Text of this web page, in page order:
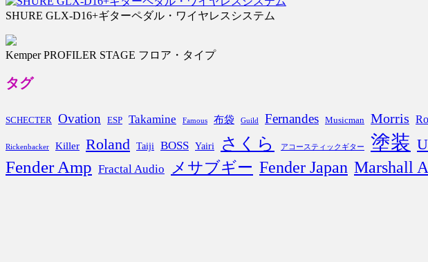
SHURE GLX-D16+ギターペダル・ワイヤレスシステム
Kemper PROFILER STAGE フロア・タイプ
タグ
SCHECTER Ovation ESP Takamine Famous 布袋 Guild Fernandes Musicman Morris
Rickenbacker Killer Roland Taiji BOSS Yairi さくら アコースティックギター 塗装
Fender Amp Fractal Audio メサブギー Fender Japan Marshall